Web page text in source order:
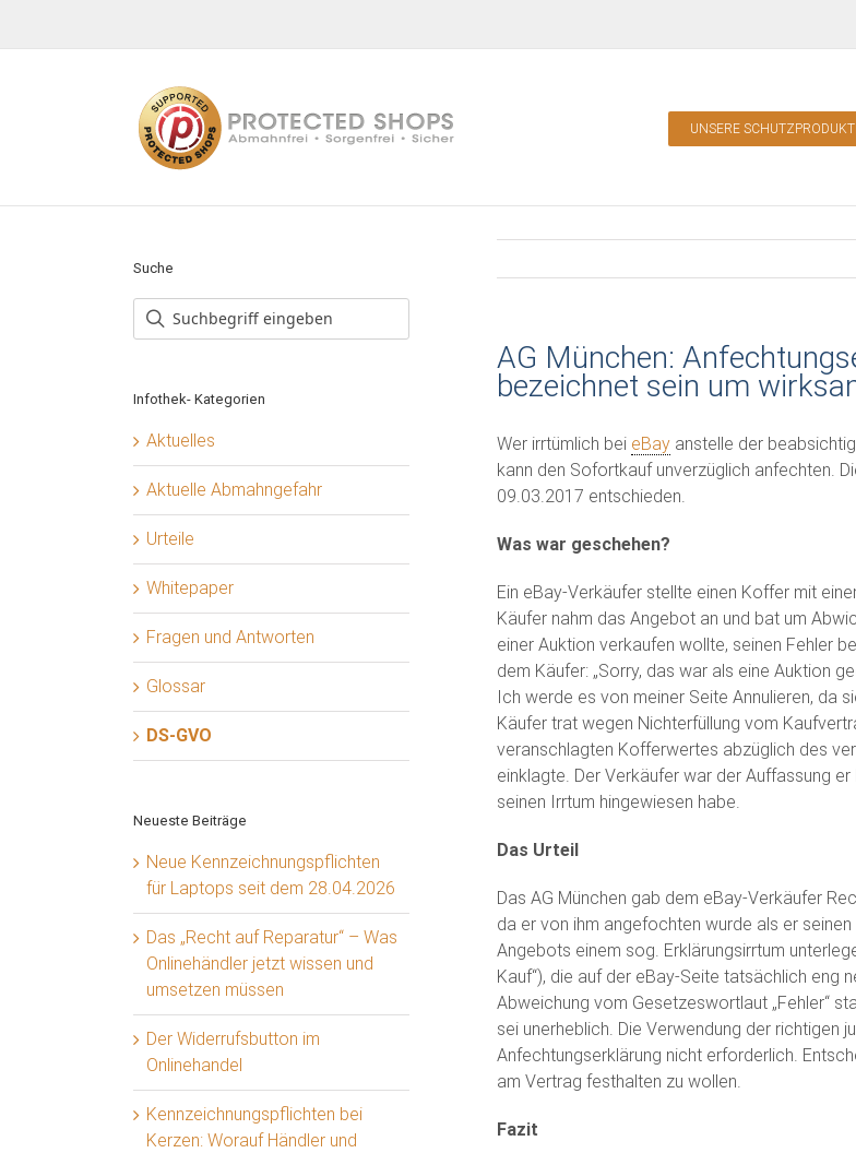
UNSERE
AG München:
bezeichnet sein um
Wer irrtümlich bei eBay anstelle der
kann den Sofortkauf unverzüglich anfechten.
09.03.2017 entschieden.
Was war geschehen?
Ein eBay-Verkäufer stellte einen Koffer mit
Käufer nahm das Angebot an und bat um
einer Auktion verkaufen wollte, seinen Fehler
dem Käufer: „Sorry, das war als eine Auktion
Ich werde es von meiner Seite Annulieren, da
Käufer trat wegen Nichterfüllung vom
veranschlagten Kofferwertes abzüglich des
einklagte. Der Verkäufer war der Auffassung
seinen Irrtum hingewiesen habe.
Das Urteil
Das AG München gab dem eBay-Verkäufer
da er von ihm angefochten wurde als er
Angebots einem sog. Erklärungsirrtum
Kauf“), die auf der eBay-Seite tatsächlich eng
Abweichung vom Gesetzeswortlaut „Fehler“
sei unerheblich. Die Verwendung der richtigen
Anfechtungserklärung nicht erforderlich.
am Vertrag festhalten zu wollen.
Fazit
Suche
Infothek- Kategorien
Aktuelles
Aktuelle Abmahngefahr
Urteile
Whitepaper
Fragen und Antworten
Glossar
DS-GVO
Neueste Beiträge
Neue Kennzeichnungspflichten
für Laptops seit dem 28.04.2026
Das „Recht auf Reparatur“ – Was
Onlinehändler jetzt wissen und
umsetzen müssen
Der Widerrufsbutton im
Onlinehandel
Kennzeichnungspflichten bei
Kerzen: Worauf Händler und